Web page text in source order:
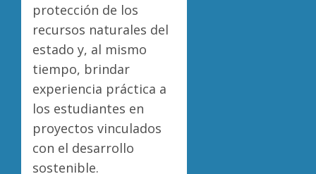
protección de los
recursos naturales del
estado y, al mismo
tiempo, brindar
experiencia práctica a
los estudiantes en
proyectos vinculados
con el desarrollo
sostenible.